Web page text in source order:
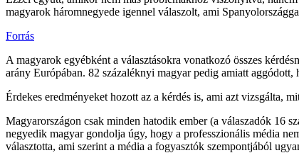
magyarok háromnegyede igennel válaszolt, ami
Forrás
A magyarok egyébként a választásokra vonatkozó összes
arány Európában. 82 százaléknyi magyar pedig amiatt
Érdekes eredményeket hozott az a kérdés is, ami azt vizsgálta,
Magyarországon csak minden hatodik ember (a válaszadók 16
negyedik magyar gondolja úgy, hogy a professzionális média
választotta, ami szerint a média a fogyasztók szempontjából